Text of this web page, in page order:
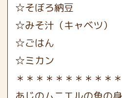
☆そぼろ納豆
☆みそ汁（キャベツ）
☆ごはん
☆ミカン
＊＊＊＊＊＊＊＊＊＊